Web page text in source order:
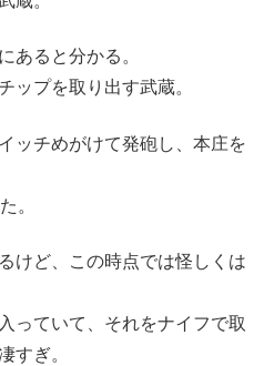
あると分かる。
ップを取り出す武蔵。
ッチめがけて発砲し、本庄を
。
けど、この時点では怪しくは
っていて、それをナイフで取
すぎ。